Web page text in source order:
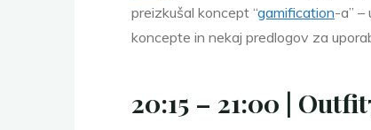
preizkušal koncept “gamification-a”
koncepte in nekaj predlogov za
20:15 – 21:00 |